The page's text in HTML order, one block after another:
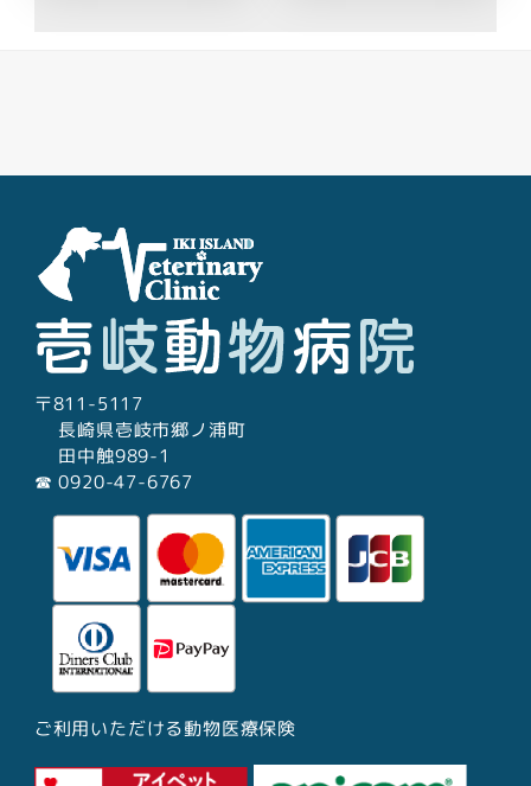
〒811-5117
長崎県壱岐市郷ノ浦町
田中触989-1
☎︎ 0920-47-6767
ご利用いただける動物医療保険